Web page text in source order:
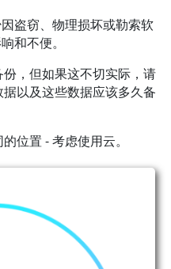
盗窃、物理损坏或勒索软
和不便。
，但如果这不切实际，请
以及这些数据应该多久备
位置 - 考虑使用云。